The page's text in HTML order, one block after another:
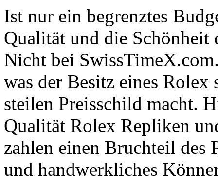
Ist nur ein begrenztes
Qualität und die Schönheit
Nicht bei
was der Besitz eines Rolex
steilen Preisschild macht.
Qualität Rolex Repliken
zahlen einen Bruchteil des
und handwerkliches